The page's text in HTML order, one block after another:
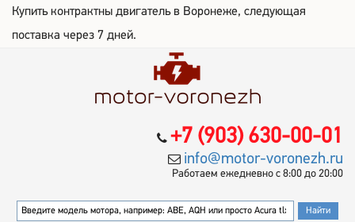
Купить контрактны двигатель в Воронеже, следующая
поставка через 7 дней.
+7 (903) 630-00-01
info@motor-voronezh.ru
Работаем ежедневно с 8:00 до 20:00